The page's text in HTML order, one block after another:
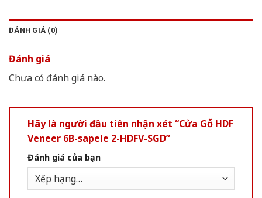
ĐÁNH GIÁ (0)
Đánh giá
Chưa có đánh giá nào.
Hãy là người đầu tiên nhận xét “Cửa Gỗ HDF
Veneer 6B-sapele 2-HDFV-SGD”
Đánh giá của bạn